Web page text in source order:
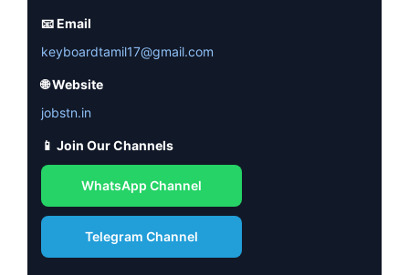
📧 Email
keyboardtamil17@gmail.com
🌐 Website
jobstn.in
📱 Join Our Channels
WhatsApp Channel
Telegram Channel